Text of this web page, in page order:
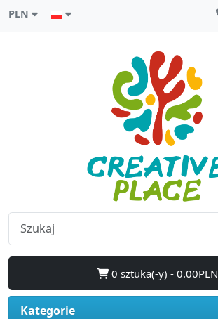
PLN
0 sztuka(-y) - 0.00PLN
Kategorie